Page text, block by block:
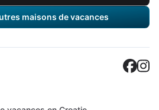
maisons de vacances